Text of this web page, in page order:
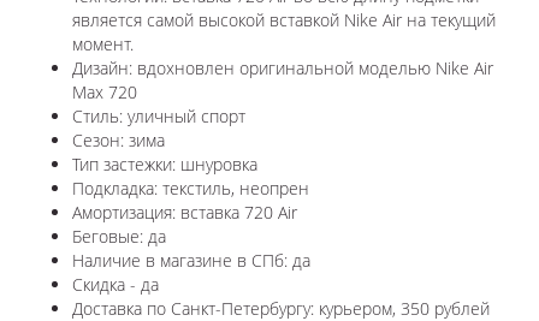
является самой высокой вставкой Nike Air на текущий
момент.
Дизайн: вдохновлен оригинальной моделью Nike Air
Max 720
Стиль: уличный спорт
Сезон: зима
Тип застежки: шнуровка
Подкладка: текстиль, неопрен
Амортизация: вставка 720 Air
Беговые: да
Наличие в магазине в СПб: да
Скидка - да
Доставка по Санкт-Петербургу: курьером, 350 рублей